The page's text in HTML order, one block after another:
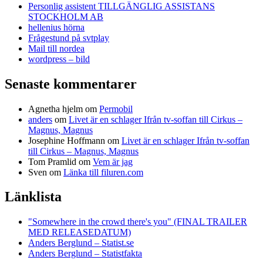
Personlig assistent TILLGÄNGLIG ASSISTANS
STOCKHOLM AB
hellenius hörna
Frågestund på svtplay
Mail till nordea
wordpress – bild
Senaste kommentarer
Agnetha hjelm om Permobil
anders om Livet är en schlager Ifrån tv-soffan till Cirkus –
Magnus, Magnus
Josephine Hoffmann om Livet är en schlager Ifrån tv-soffan
till Cirkus – Magnus, Magnus
Tom Pramlid om Vem är jag
Sven om Länka till filuren.com
Länklista
"Somewhere in the crowd there's you" (FINAL TRAILER
MED RELEASEDATUM)
Anders Berglund – Statist.se
Anders Berglund – Statistfakta